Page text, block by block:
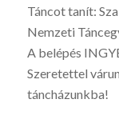
Táncot tanít:
Nemzeti
A belépés
Szeretettel
táncházunkba!